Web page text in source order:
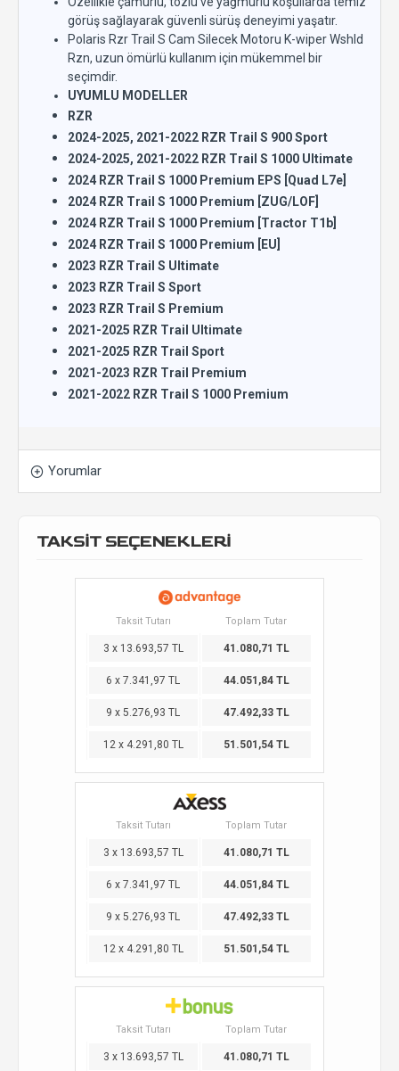
görüş sağlayarak güvenli sürüş deneyimi yaşatır.
Polaris Rzr Trail S Cam Silecek Motoru K-wiper Wshld
Rzn, uzun ömürlü kullanım için mükemmel bir
seçimdir.
UYUMLU MODELLER
RZR
2024-2025, 2021-2022 RZR Trail S 900 Sport
2024-2025, 2021-2022 RZR Trail S 1000 Ultimate
2024 RZR Trail S 1000 Premium EPS [Quad L7e]
2024 RZR Trail S 1000 Premium [ZUG/LOF]
2024 RZR Trail S 1000 Premium [Tractor T1b]
2024 RZR Trail S 1000 Premium [EU]
2023 RZR Trail S Ultimate
2023 RZR Trail S Sport
2023 RZR Trail S Premium
2021-2025 RZR Trail Ultimate
2021-2025 RZR Trail Sport
2021-2023 RZR Trail Premium
2021-2022 RZR Trail S 1000 Premium
Yorumlar
TAKSİT SEÇENEKLERİ
Taksit Tutarı Toplam Tutar
3 x 13.693,57 TL 41.080,71 TL
6 x 7.341,97 TL 44.051,84 TL
9 x 5.276,93 TL 47.492,33 TL
12 x 4.291,80 TL 51.501,54 TL
Taksit Tutarı Toplam Tutar
3 x 13.693,57 TL 41.080,71 TL
6 x 7.341,97 TL 44.051,84 TL
9 x 5.276,93 TL 47.492,33 TL
12 x 4.291,80 TL 51.501,54 TL
Taksit Tutarı Toplam Tutar
3 x 13.693,57 TL 41.080,71 TL